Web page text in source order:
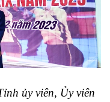
ủy viên, Ủy viên